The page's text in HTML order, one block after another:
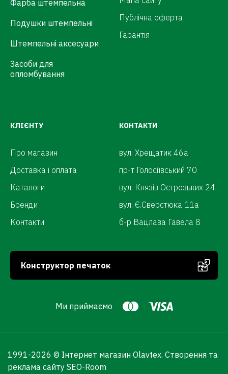
Фарба штемпельна
Подушки штемпельні
Штемпельні аксесуари
Засоби для
опломбування
Публічна оферта
Гарантія
КЛІЄНТУ
Про магазин
Доставка і оплата
Каталоги
Бренди
Контакти
КОНТАКТИ
вул. Хрещатик 46а
пр-т Голосіївський 70
вул. Князів Острозьких 24
вул. Є.Сверстюка 11а
б-р Вацлава Гавела 8
Конструктор печаток
Ми приймаємо
1991-2026 © Інтернет магазин Olavtex. Створення та
реклама сайту SEO-Room